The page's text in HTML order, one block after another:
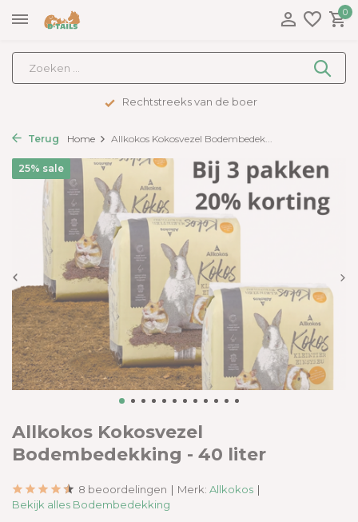
0
Advies op maat
Terug Home Allkokos Kokosvezel Bodembedek...
Allkokos Kokosvezel
Bodembedekking - 40 liter
25% sale
8 beoordelingen Merk: Allkokos
Bekijk alles Bodembedekking